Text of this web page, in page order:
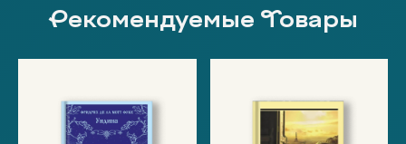
Рекомендуемые Товары